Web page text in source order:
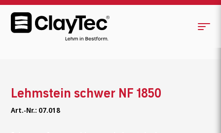
Lehmstein schwer NF 1850
Art.-Nr.: 07.018